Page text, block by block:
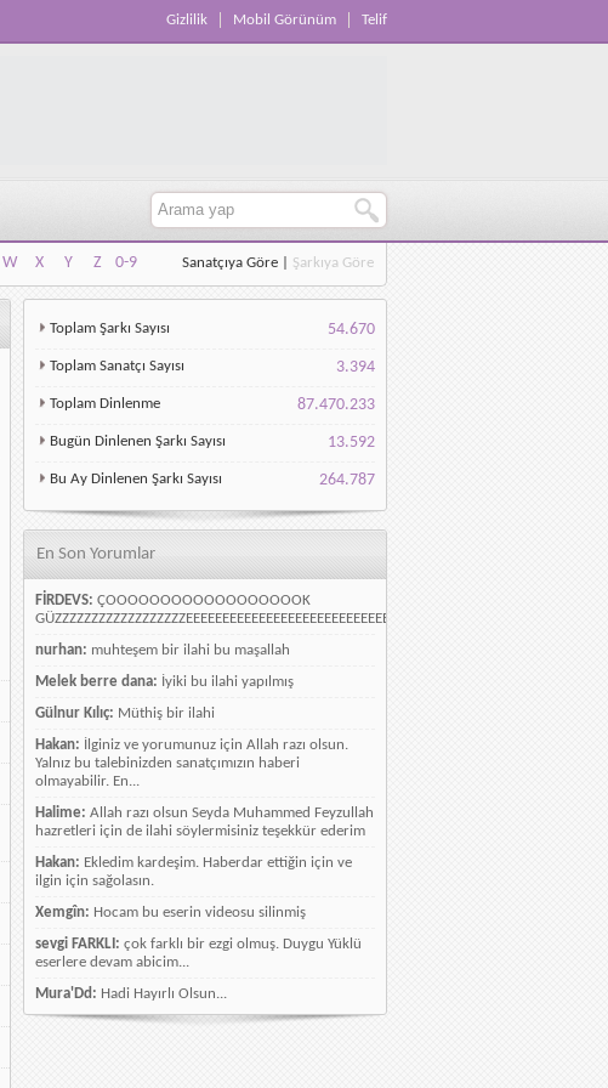
Gizlilik Mobil Görünüm Telif
W X Y Z
0-9
W X Y Z 0-9
Sanatçıya Göre Şarkıya Göre
Toplam Şarkı Sayısı 54.670
Toplam Sanatçı Sayısı 3.394
Toplam Dinlenme 87.470.233
Bugün Dinlenen Şarkı Sayısı 13.592
Bu Ay Dinlenen Şarkı Sayısı 264.787
En Son Yorumlar
FİRDEVS: ÇOOOOOOOOOOOOOOOOOOK
GÜZZZZZZZZZZZZZZZZZZEEEEEEEEEEEEEEEEEEEEEEEEEEEEELLLLLLLLLLLLLLLLLLLLLLLL
nurhan: muhteşem bir ilahi bu maşallah
Melek berre dana: İyiki bu ilahi yapılmış
Gülnur Kılıç: Müthiş bir ilahi
Hakan: İlginiz ve yorumunuz için Allah razı olsun.
Yalnız bu talebinizden sanatçımızın haberi
olmayabilir. En...
Halime: Allah razı olsun Seyda Muhammed Feyzullah
hazretleri için de ilahi söylermisiniz teşekkür ederim
Hakan: Ekledim kardeşim. Haberdar ettiğin için ve
ilgin için sağolasın.
Xemgîn: Hocam bu eserin videosu silinmiş
sevgi FARKLI: çok farklı bir ezgi olmuş. Duygu Yüklü
eserlere devam abicim...
Mura'Dd: Hadi Hayırlı Olsun...